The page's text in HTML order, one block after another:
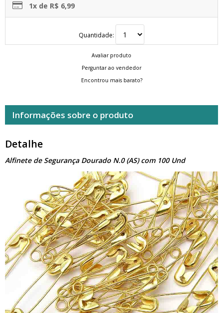
1x de R$ 6,99
Quantidade:
Avaliar produto
Perguntar ao vendedor
Encontrou mais barato?
Informações sobre o produto
Detalhe
Alfinete de Segurança Dourado N.0 (AS) com 100 Und